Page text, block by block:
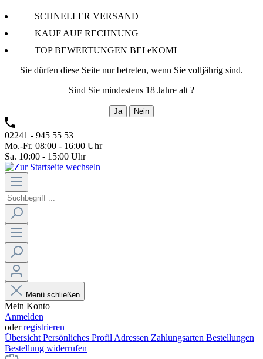
SCHNELLER VERSAND
KAUF AUF RECHNUNG
TOP BEWERTUNGEN BEI eKOMI
Sie dürfen diese Seite nur betreten, wenn Sie volljährig sind.
Sind Sie mindestens 18 Jahre alt ?
Ja Nein
02241 - 945 55 53
Mo.-Fr. 08:00 - 16:00 Uhr
Sa. 10:00 - 15:00 Uhr
Menü schließen
Mein Konto
Anmelden
oderregistrieren
Übersicht Persönliches Profil Adressen Zahlungsarten Bestellungen
Bestellung widerrufen